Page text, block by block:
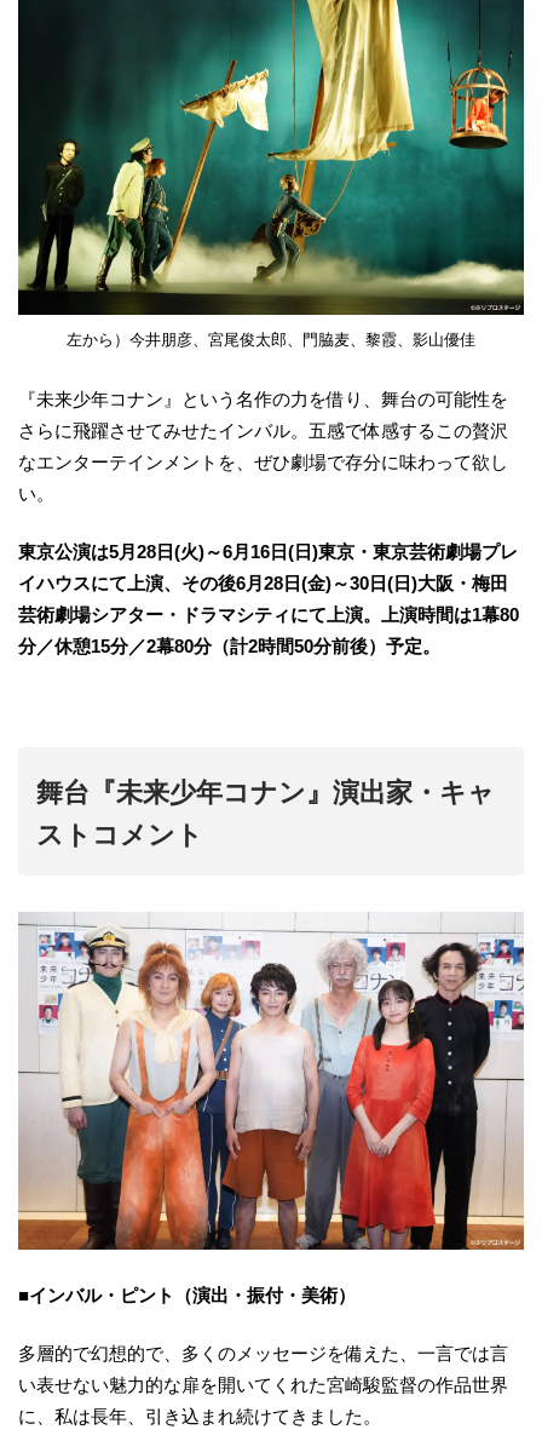
左から）今井朋彦、宮尾俊太郎、門脇麦、黎霞、影山優佳
『未来少年コナン』という名作の力を借り、舞台の可能性を
さらに飛躍させてみせたインバル。五感で体感するこの贅沢
なエンターテインメントを、ぜひ劇場で存分に味わって欲し
い。
東京公演は5月28日(火)～6月16日(日)東京・東京芸術劇場プレ
イハウスにて上演、その後6月28日(金)～30日(日)大阪・梅田
芸術劇場シアター・ドラマシティにて上演。上演時間は1幕80
分／休憩15分／2幕80分（計2時間50分前後）予定。
舞台『未来少年コナン』演出家・キャ
ストコメント
■インバル・ピント（演出・振付・美術）
多層的で幻想的で、多くのメッセージを備えた、一言では言
い表せない魅力的な扉を開いてくれた宮崎駿監督の作品世界
に、私は長年、引き込まれ続けてきました。